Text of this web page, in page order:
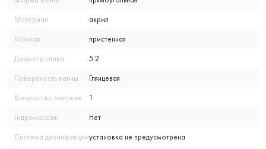
Материал акрил
Монтаж пристенная
Диаметр слива 5.2
Поверхность ванны Глянцевая
Количество человек 1
Гидромассаж Нет
Система дезинфекцииустановка не предусмотрена